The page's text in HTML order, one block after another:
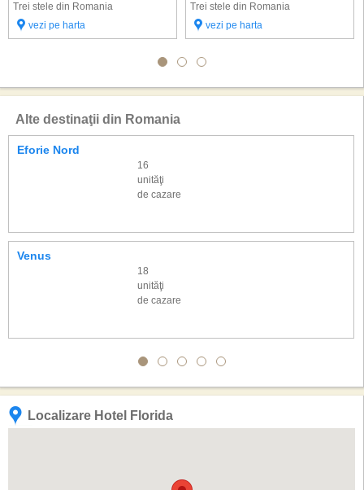
Trei stele din Romania
vezi pe harta
Trei stele din Romania
vezi pe harta
Alte destinaţii din Romania
Eforie Nord
16
unităţi
de cazare
Venus
18
unităţi
de cazare
Localizare Hotel Florida